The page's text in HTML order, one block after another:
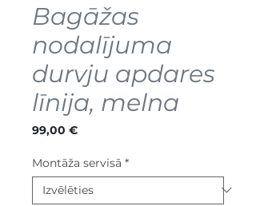
Bagāžas
nodalījuma
durvju apdares
līnija, melna
99,00 €Cena
Montāža servisā *